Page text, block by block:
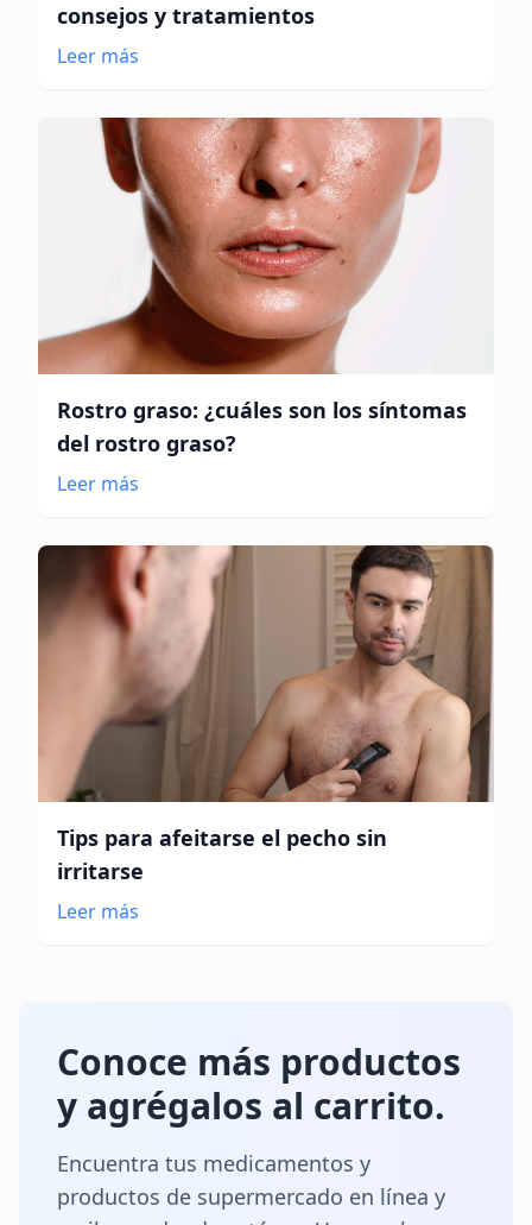
consejos y tratamientos
Leer más
Rostro graso: ¿cuáles son los síntomas
del rostro graso?
Leer más
Tips para afeitarse el pecho sin
irritarse
Leer más
Conoce más productos
y agrégalos al carrito.
Encuentra tus medicamentos y
productos de supermercado en línea y